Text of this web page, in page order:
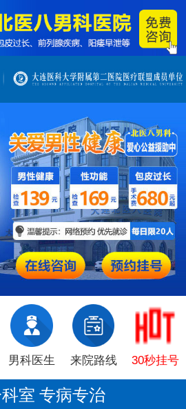
男科医生 来院路线 30秒挂号
室 专病专治